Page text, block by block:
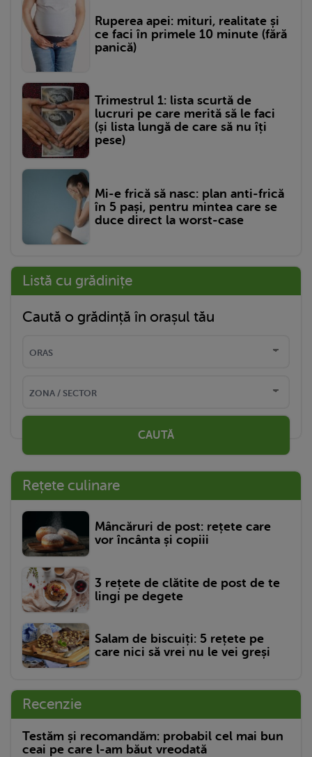
Ruperea apei: mituri, realitate și
ce faci în primele 10 minute (fără
panică)
Trimestrul 1: lista scurtă de
lucruri pe care merită să le faci
(și lista lungă de care să nu îți
pese)
Mi-e frică să nasc: plan anti-frică
în 5 pași, pentru mintea care se
duce direct la worst-case
Listă cu grădinițe
Caută o grădință în orașul tău
CAUTĂ
Rețete culinare
Mâncăruri de post: rețete care
vor încânta și copiii
3 rețete de clătite de post de te
lingi pe degete
Salam de biscuiți: 5 rețete pe
care nici să vrei nu le vei greși
Recenzie
Testăm și recomandăm: probabil cel mai bun
ceai pe care l-am băut vreodată